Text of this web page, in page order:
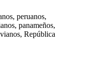
peruanos,
panameños,
República